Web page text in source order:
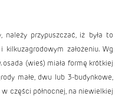
należy przypuszczać, iż była to
założeniu. Wg
(wieś) miała formę krótkiej
małe, dwu lub 3-budynkowe,
części północnej, na niewielkiej